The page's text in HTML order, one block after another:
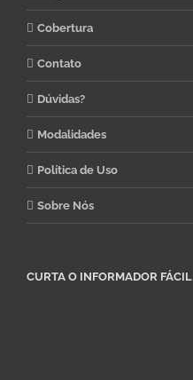
Cobertura
Contato
Dúvidas?
Modalidades
Política de Uso
Sobre Nós
CURTA O INFORMADOR FÁCIL